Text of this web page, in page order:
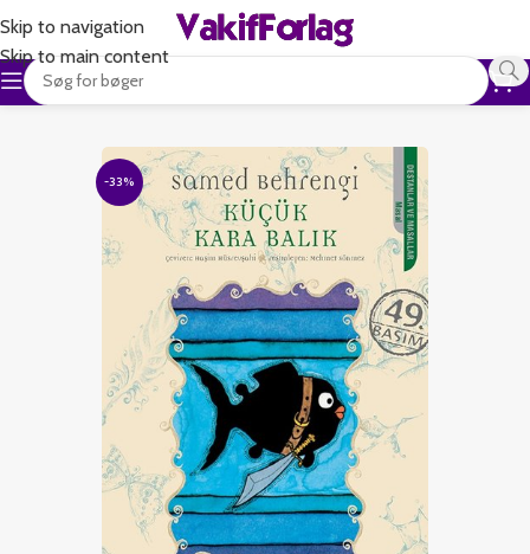
Skip to navigation
Skip to main content
-33%